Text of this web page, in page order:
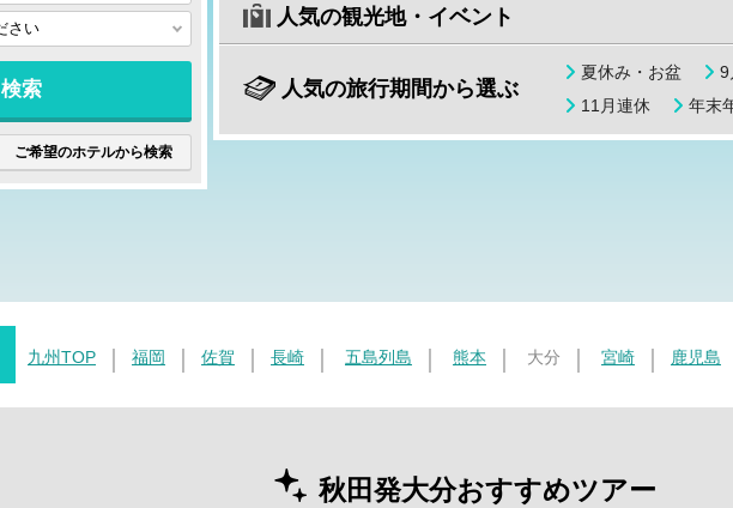
人気の観光地・イベント
人気の旅行期間から選ぶ
夏休み・お盆
9
11月連休
年末
検索
ご希望のホテルから検索
九州TOP 福岡 佐賀 長崎 五島列島 熊本 大分 宮崎 鹿児島
秋田発大分おすすめツアー